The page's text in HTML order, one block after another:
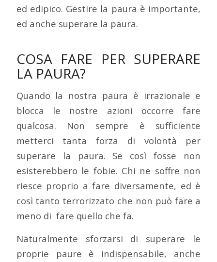
ed edipico. Gestire la paura è importante,
ed anche superare la paura.
COSA FARE PER SUPERARE
LA PAURA?
Quando la nostra paura è irrazionale e
blocca le nostre azioni occorre fare
qualcosa. Non sempre è sufficiente
metterci tanta forza di volontà per
superare la paura. Se così fosse non
esisterebbero le fobie. Chi ne soffre non
riesce proprio a fare diversamente, ed è
così tanto terrorizzato che non può fare a
meno di fare quello che fa.
Naturalmente sforzarsi di superare le
proprie paure è indispensabile, anche